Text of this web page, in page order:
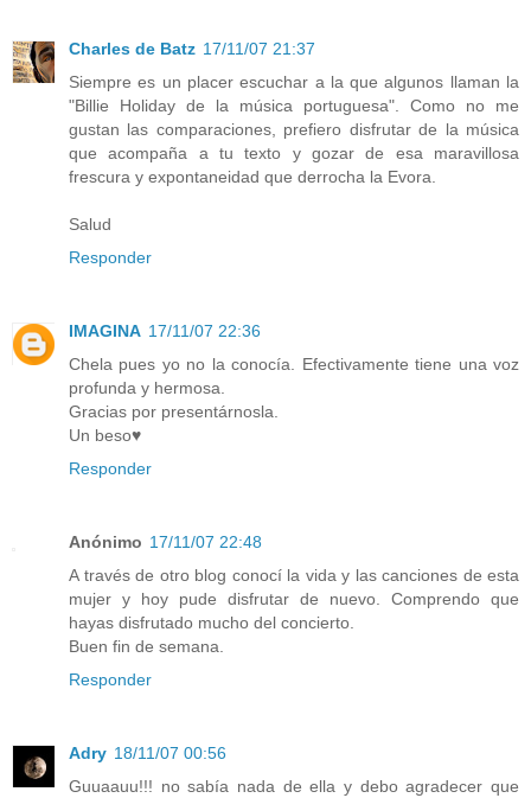
Charles de Batz 17/11/07 21:37
Siempre es un placer escuchar a la que algunos llaman la
"Billie Holiday de la música portuguesa". Como no me
gustan las comparaciones, prefiero disfrutar de la música
que acompaña a tu texto y gozar de esa maravillosa
frescura y expontaneidad que derrocha la Evora.
Salud
Responder
IMAGINA 17/11/07 22:36
Chela pues yo no la conocía. Efectivamente tiene una voz
profunda y hermosa.
Gracias por presentárnosla.
Un beso♥
Responder
Anónimo 17/11/07 22:48
A través de otro blog conocí la vida y las canciones de esta
mujer y hoy pude disfrutar de nuevo. Comprendo que
hayas disfrutado mucho del concierto.
Buen fin de semana.
Responder
Adry 18/11/07 00:56
Guuaauu!!! no sabía nada de ella y debo agradecer que